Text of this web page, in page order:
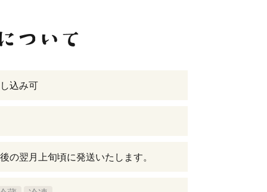
込み可
の翌月上旬頃に発送いたします。